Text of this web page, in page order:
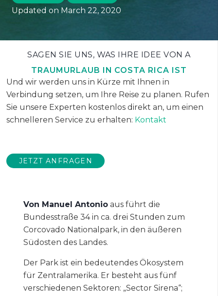
Updated on March 22, 2020
SAGEN SIE UNS, WAS IHRE IDEE VON A
TRAUMURLAUB IN COSTA RICA IST
Und wir werden uns in Kürze mit Ihnen in
Verbindung setzen, um Ihre Reise zu planen. Rufen
Sie unsere Experten kostenlos direkt an, um einen
schnelleren Service zu erhalten: Kontakt
JETZT ANFRAGEN
Von Manuel Antonio aus führt die
Bundesstraße 34 in ca. drei Stunden zum
Corcovado Nationalpark, in den äußeren
Südosten des Landes.
Der Park ist ein bedeutendes Ökosystem
für Zentralamerika. Er besteht aus fünf
verschiedenen Sektoren: „Sector Sirena“;